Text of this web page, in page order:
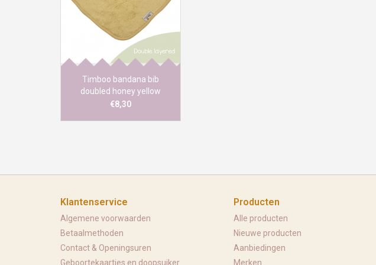
is ook super handig. ideaal om
een hele dag te dragen! Ze zijn
geschikt voor kinderen van 4
maand tot en met 3 jaar.
Deze bandana is double
absorptiegraad vergroot word
Timboo bandana bib
doubled honey yellow
€8,30
Klantenservice
Algemene voorwaarden
Betaalmethoden
Contact & Openingsuren
Geboortekaartjes en doopsuiker
Producten
Alle producten
Nieuwe producten
Aanbiedingen
Merken